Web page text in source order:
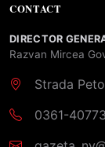
CONTACT
DIRECTOR
Razvan Mircea
Strada
0361-